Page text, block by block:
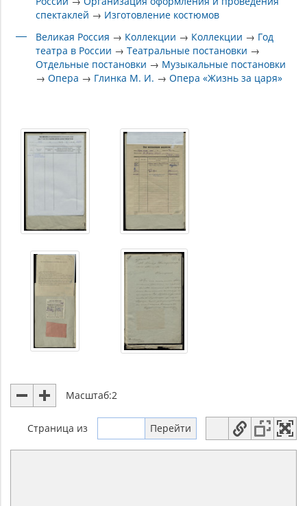
спектаклей → Изготовление костюмов
Великая Россия → Коллекции → Коллекции → Год
театра в России →Театральные постановки →
Отдельные постановки → Музыкальные постановки
→Опера → Глинка М. И. →Опера «Жизнь за царя»
Масштаб:2
Страница из